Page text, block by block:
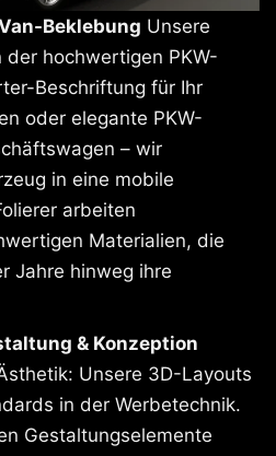
Beklebung Unsere
der hochwertigen PKW-
Beschriftung für Ihr
oder elegante PKW-
– wir
in eine mobile
arbeiten
Materialien, die
Jahre hinweg ihre
& Konzeption
Unsere 3D-Layouts
in der Werbetechnik.
Gestaltungselemente